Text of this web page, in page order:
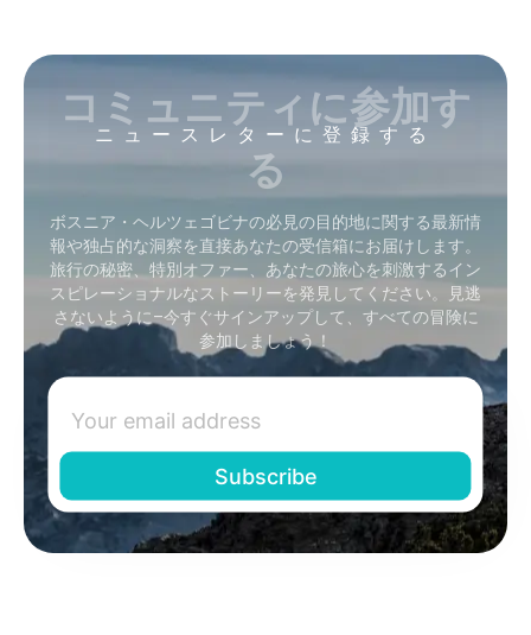
ニュースレターに登録する
コミュニティに参加す
る
ボスニア・ヘルツェゴビナの必見の目的地に関する最新情
報や独占的な洞察を直接あなたの受信箱にお届けします。
旅行の秘密、特別オファー、あなたの旅心を刺激するイン
スピレーショナルなストーリーを発見してください。見逃
さないように–今すぐサインアップして、すべての冒険に
参加しましょう！